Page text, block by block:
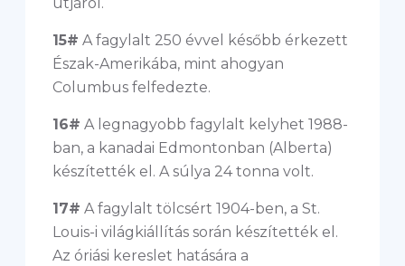
15# A fagylalt 250 évvel később érkezett
Észak-Amerikába, mint ahogyan
Columbus felfedezte.
16# A legnagyobb fagylalt kelyhet 1988-
ban, a kanadai Edmontonban (Alberta)
készítették el. A súlya 24 tonna volt.
17# A fagylalt tölcsért 1904-ben, a St.
Louis-i világkiállítás során készítették el.
Az óriási kereslet hatására a